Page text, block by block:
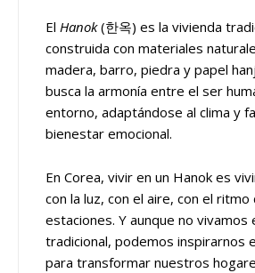
El Hanok(한옥) es la vivienda
construida con materiales
madera, barro, piedra y papel
busca la armonía entre el ser
entorno, adaptándose al clima y
bienestar emocional.
En Corea, vivir en un Hanok es
con la luz, con el aire, con el ritmo
estaciones. Y aunque no vivamos
tradicional, podemos inspirarnos
para transformar nuestros